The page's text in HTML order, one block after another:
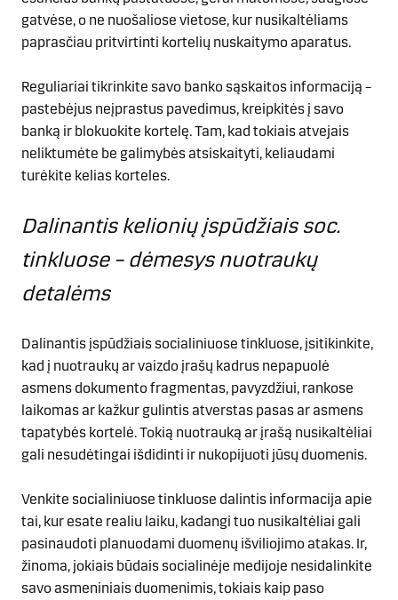
gatvėse, o ne nuošaliose vietose, kur nusikaltėliams
paprasčiau pritvirtinti kortelių nuskaitymo aparatus.
Reguliariai tikrinkite savo banko sąskaitos informaciją –
pastebėjus neįprastus pavedimus, kreipkitės į savo
banką ir blokuokite kortelę. Tam, kad tokiais atvejais
neliktumėte be galimybės atsiskaityti, keliaudami
turėkite kelias korteles.
Dalinantis kelionių įspūdžiais soc.
tinkluose – dėmesys nuotraukų
detalėms
Dalinantis įspūdžiais socialiniuose tinkluose, įsitikinkite,
kad į nuotraukų ar vaizdo įrašų kadrus nepapuolė
asmens dokumento fragmentas, pavyzdžiui, rankose
laikomas ar kažkur gulintis atverstas pasas ar asmens
tapatybės kortelė. Tokią nuotrauką ar įrašą nusikaltėliai
gali nesudėtingai išdidinti ir nukopijuoti jūsų duomenis.
Venkite socialiniuose tinkluose dalintis informacija apie
tai, kur esate realiu laiku, kadangi tuo nusikaltėliai gali
pasinaudoti planuodami duomenų išviliojimo atakas. Ir,
žinoma, jokiais būdais socialinėje medijoje nesidalinkite
savo asmeniniais duomenimis, tokiais kaip paso